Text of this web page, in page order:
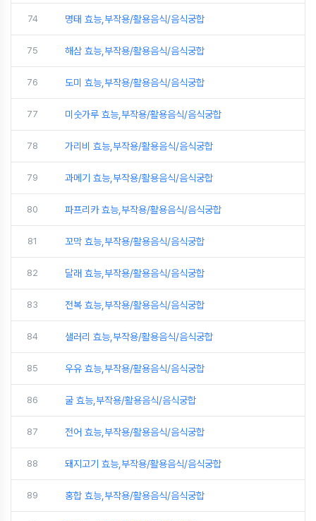
74 명태 효능,부작용/활용음식/음식궁합
75 해삼 효능,부작용/활용음식/음식궁합
76 도미 효능,부작용/활용음식/음식궁합
77 미숫가루 효능,부작용/활용음식/음식궁합
78 가리비 효능,부작용/활용음식/음식궁합
79 과메기 효능,부작용/활용음식/음식궁합
80 파프리카 효능,부작용/활용음식/음식궁합
81 꼬막 효능,부작용/활용음식/음식궁합
82 달래 효능,부작용/활용음식/음식궁합
83 전복 효능,부작용/활용음식/음식궁합
84 샐러리 효능,부작용/활용음식/음식궁합
85 우유 효능,부작용/활용음식/음식궁합
86 굴 효능,부작용/활용음식/음식궁합
87 전어 효능,부작용/활용음식/음식궁합
88 돼지고기 효능,부작용/활용음식/음식궁합
89 홍합 효능,부작용/활용음식/음식궁합